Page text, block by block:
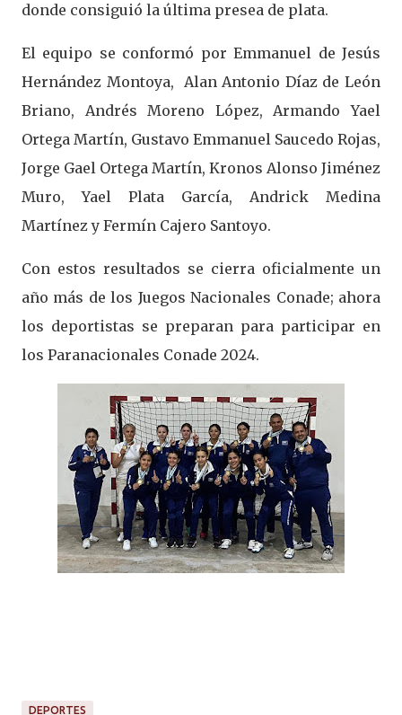
donde consiguió la última presea de plata.
El equipo se conformó por Emmanuel de Jesús
Hernández Montoya, Alan Antonio Díaz de León
Briano, Andrés Moreno López, Armando Yael
Ortega Martín, Gustavo Emmanuel Saucedo Rojas,
Jorge Gael Ortega Martín, Kronos Alonso Jiménez
Muro, Yael Plata García, Andrick Medina
Martínez y Fermín Cajero Santoyo.
Con estos resultados se cierra oficialmente un
año más de los Juegos Nacionales Conade; ahora
los deportistas se preparan para participar en
los Paranacionales Conade 2024.
DEPORTES